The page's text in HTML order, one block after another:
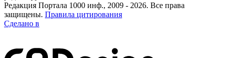
Редакция Портала 1000 инф., 2009 - 2026. Все права
защищены. Правила цитирования
Сделано в